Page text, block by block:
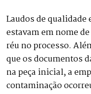
Laudos de
estavam em nome
réu no processo.
que os documentos
na peça inicial, a
contaminação